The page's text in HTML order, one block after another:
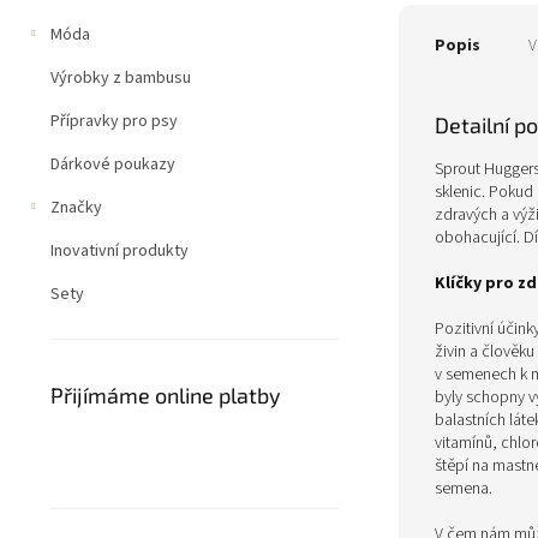
Móda
Výrobky z bambusu
Přípravky pro psy
Dárkové poukazy
Značky
Inovativní produkty
Sety
Přijímáme online platby
Popis
Detailní
Sprout
sklenic.
zdravých a
obohacující.
Klíčky pro
Pozitivní
živin a
v semenech k
byly schopny
balastních
vitamínů,
štěpí na
semena.